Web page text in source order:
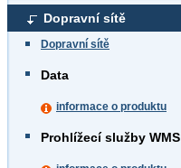
Dopravní sítě
Dopravní sítě
Data
informace o produktu
Prohlížecí služby WMS